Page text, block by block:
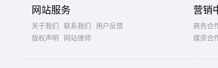
网站服务
关于我们 联系我们
用户反馈
版权声明
网站律师
营销
商务合
媒资合